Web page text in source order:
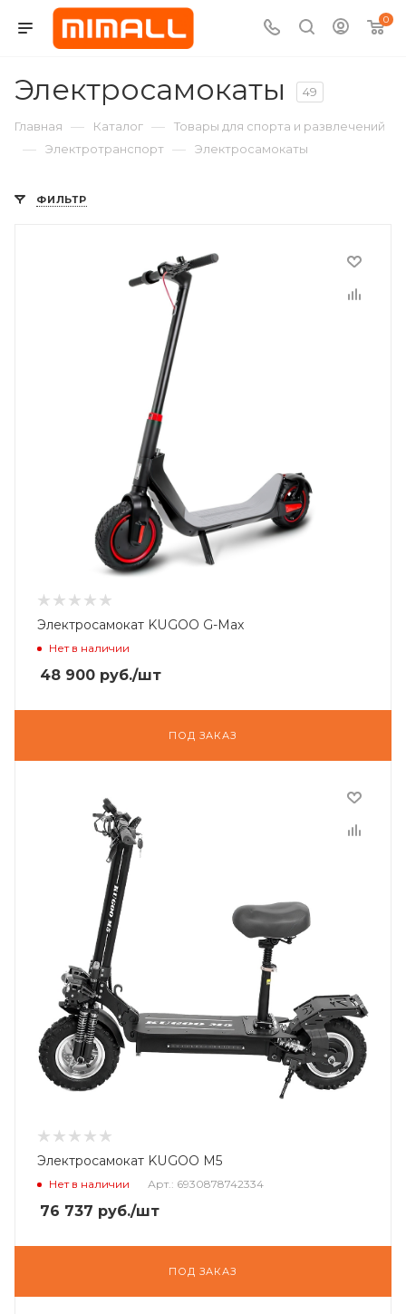
0
Электросамокаты 49
Главная — Каталог — Товары для спорта и развлечений
— Электротранспорт — Электросамокаты
ФИЛЬТР
Электросамокат KUGOO G-Max
Нет в наличии
48 900 руб./шт
ПОД ЗАКАЗ
Электросамокат KUGOO M5
Нет в наличии Арт.: 6930878742334
76 737 руб./шт
ПОД ЗАКАЗ